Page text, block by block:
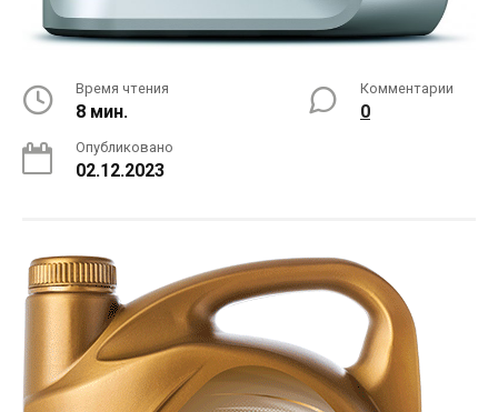
Время чтения
8 мин.
Комментарии
0
Опубликовано
02.12.2023